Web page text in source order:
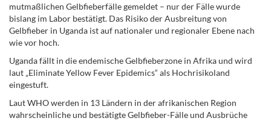
mutmaßlichen Gelbfieberfälle gemeldet – nur der Fälle wurde
bislang im Labor bestätigt. Das Risiko der Ausbreitung von
Gelbfieber in Uganda ist auf nationaler und regionaler Ebene nach
wie vor hoch.
Uganda fällt in die endemische Gelbfieberzone in Afrika und wird
laut „Eliminate Yellow Fever Epidemics“ als Hochrisikoland
eingestuft.
Laut WHO werden in 13 Ländern in der afrikanischen Region
wahrscheinliche und bestätigte Gelbfieber-Fälle und Ausbrüche